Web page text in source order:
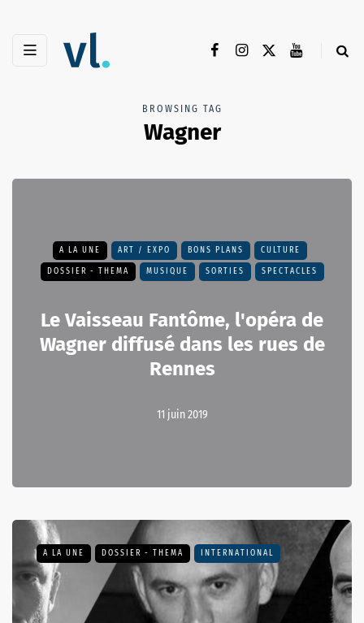
BROWSING TAG
Wagner
A LA UNE ART / EXPO BONS PLANS CULTURE
DOSSIER - THEMA MUSIQUE SORTIES SPECTACLES
Le Vaisseau Fantôme, l'opéra de
Wagner diffusé dans les rues de
Rennes
11 juin 2019
A LA UNE DOSSIER - THEMA INTERNATIONAL